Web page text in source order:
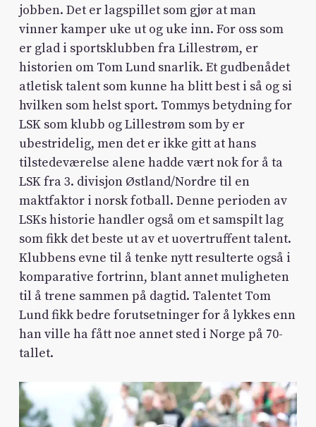
jobben. Det er lagspillet som gjør at man
vinner kamper uke ut og uke inn. For oss som
er glad i sportsklubben fra Lillestrøm, er
historien om Tom Lund snarlik. Et gudbenådet
atletisk talent som kunne ha blitt best i så og si
hvilken som helst sport. Tommys betydning for
LSK som klubb og Lillestrøm som by er
ubestridelig, men det er ikke gitt at hans
tilstedeværelse alene hadde vært nok for å ta
LSK fra 3. divisjon Østland/Nordre til en
maktfaktor i norsk fotball. Denne perioden av
LSKs historie handler også om et samspilt lag
som fikk det beste ut av et uovertruffent talent.
Klubbens evne til å tenke nytt resulterte også i
komparative fortrinn, blant annet muligheten
til å trene sammen på dagtid. Talentet Tom
Lund fikk bedre forutsetninger for å lykkes enn
han ville ha fått noe annet sted i Norge på 70-
tallet.